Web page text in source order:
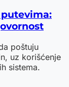
putevima:
poštuju
uz korišćenje
sistema.